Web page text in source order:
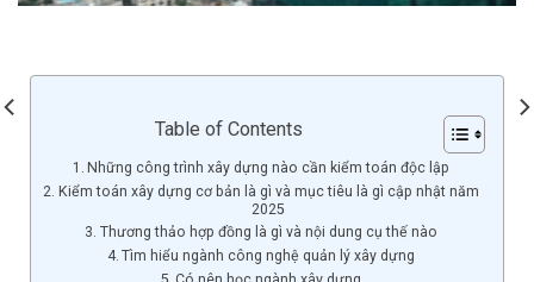
Table of Contents
Những công trình xây dựng nào cần kiểm toán độc lập
Kiểm toán xây dựng cơ bản là gì và mục tiêu là gì cập nhật năm
2025
Thương thảo hợp đồng là gì và nội dung cụ thế nào
Tìm hiểu ngành công nghệ quản lý xây dựng